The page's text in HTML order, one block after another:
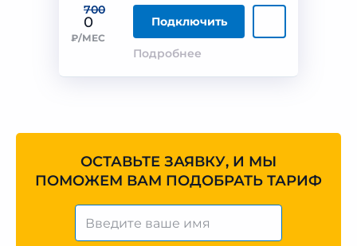
700
0
₽/МЕС
Подключить
Подробнее
ОСТАВЬТЕ ЗАЯВКУ, И МЫ
ПОМОЖЕМ ВАМ ПОДОБРАТЬ ТАРИФ